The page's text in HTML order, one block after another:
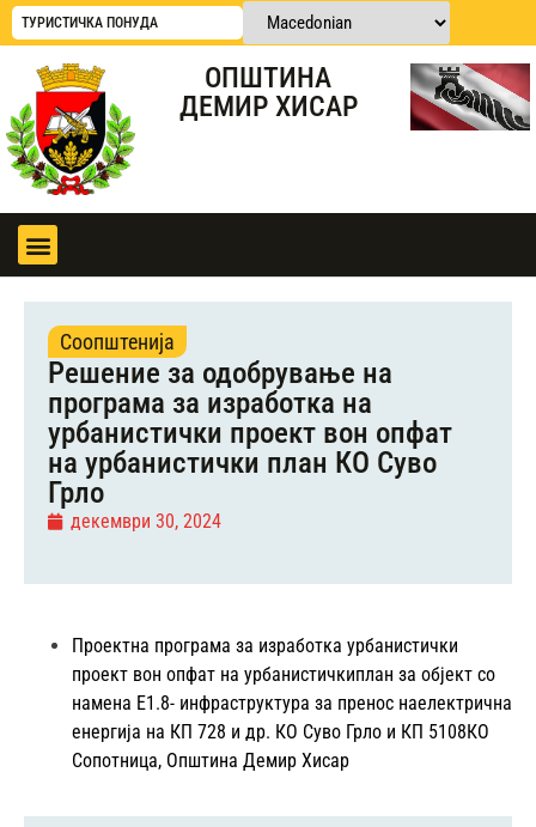
ТУРИСТИЧКА ПОНУДА
ОПШТИНА
ДЕМИР ХИСАР
Соопштенија
Решение за одобрување на
програма за изработка на
урбанистички проект вон опфат
на урбанистички план КО Суво
Грло
декември 30, 2024
Проектна програма за изработка урбанистички
проект вон опфат на урбанистичкиплан за објект со
намена Е1.8- инфраструктура за пренос наелектрична
енергија на КП 728 и др. КО Суво Грло и КП 5108КО
Сопотница, Општина Демир Хисар